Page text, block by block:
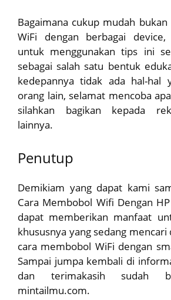
Bagaimana cukup mudah
WiFi dengan berbagai
untuk menggunakan tips ini
sebagai salah satu bentuk
kedepannya tidak ada hal-hal
orang lain, selamat mencoba
silahkan bagikan kepada
lainnya.
Penutup
Demikiam yang dapat kami
Cara Membobol Wifi Dengan
dapat memberikan manfaat
khususnya yang sedang
cara membobol WiFi dengan
Sampai jumpa kembali di
dan terimakasih sudah
mintailmu.com.